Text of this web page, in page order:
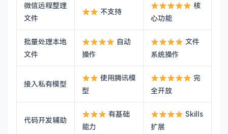
微信远程整理
文件
不支持
核
心功能
批量处理本地
文件
自动
操作
文件
系统操作
接入私有模型
使用腾讯模
型
完
全开放
代码开发辅助
有基础
能力
Skills
扩展